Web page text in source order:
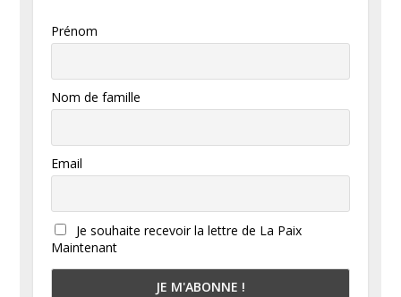
Prénom
Nom de famille
Email
Je souhaite recevoir la lettre de La Paix
Maintenant